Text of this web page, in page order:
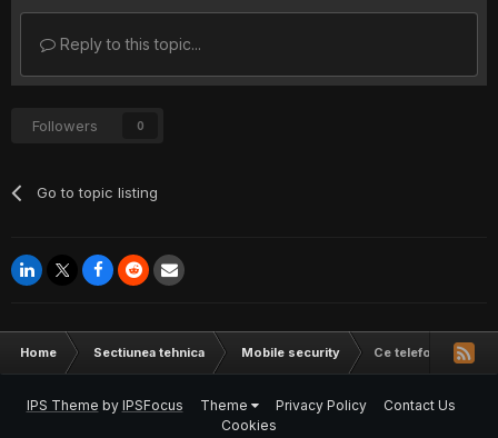
Reply to this topic...
Followers 0
Go to topic listing
Home Sectiunea tehnica Mobile security Ce telefon v-ati
IPS Theme by IPSFocus Theme Privacy Policy
Contact Us
Cookies